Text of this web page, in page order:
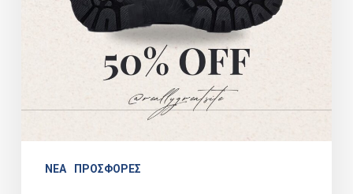
NEA ΠΡΟΣΦΟΡΕΣ